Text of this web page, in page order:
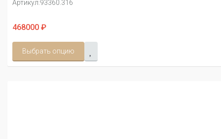
Артикул:93360.316
468000 ₽
Выбрать опцию